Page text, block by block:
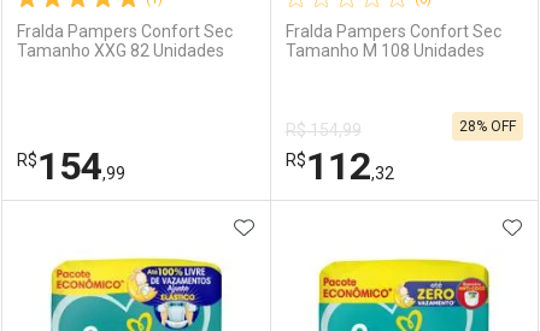
Comprar sem Desconto
Por R$ 84,99/cada
Por R$ 84,99/cada
Comprar sem Desconto
Por R$ 146,90/cada
Comprar sem Desconto
Por R$ 146,90/cada
Fralda Pampers Confort Sec
Tamanho XXG 82 Unidades
R$154,99
Laboratório
Por Menos
Fralda Pampers Confort Sec
Tamanho M 108 Unidades
R$ 154,99
R$112,32
28% OFF
Laboratório
Por Menos
ADICIONAR AOS FAVORITOS